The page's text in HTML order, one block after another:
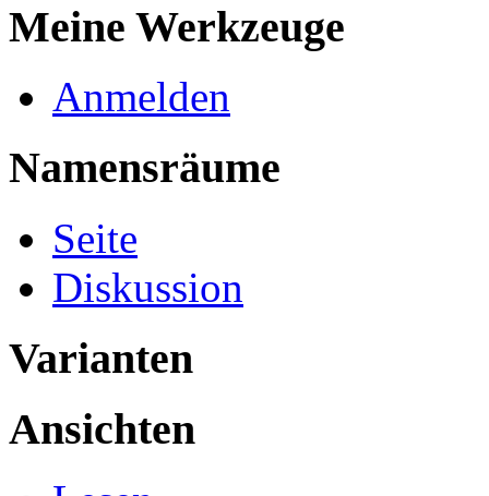
Meine Werkzeuge
Anmelden
Namensräume
Seite
Diskussion
Varianten
Ansichten